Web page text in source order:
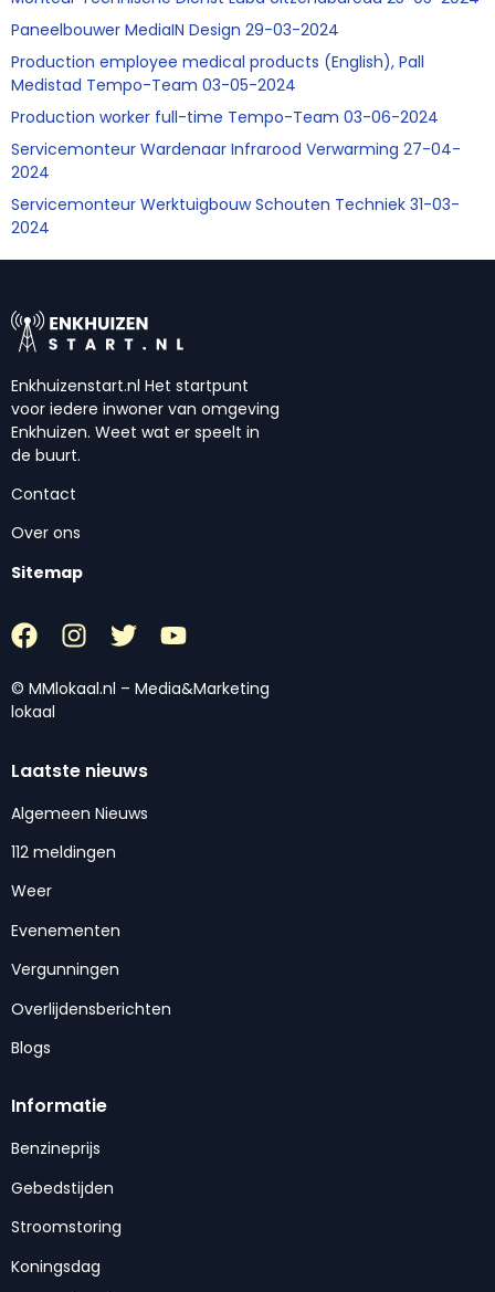
Paneelbouwer MediaIN Design 29-03-2024
Production employee medical products (English), Pall
Medistad Tempo-Team 03-05-2024
Production worker full-time Tempo-Team 03-06-2024
Servicemonteur Wardenaar Infrarood Verwarming 27-04-
2024
Servicemonteur Werktuigbouw Schouten Techniek 31-03-
2024
Enkhuizenstart.nl Het startpunt
voor iedere inwoner van omgeving
Enkhuizen. Weet wat er speelt in
de buurt.
Contact
Over ons
Sitemap
© MMlokaal.nl – Media&Marketing
lokaal
Laatste nieuws
Algemeen Nieuws
112 meldingen
Weer
Evenementen
Vergunningen
Overlijdensberichten
Blogs
Informatie
Benzineprijs
Gebedstijden
Stroomstoring
Koningsdag